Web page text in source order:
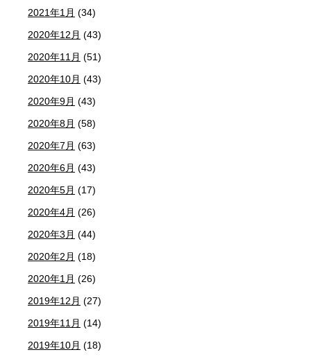
2021年1月 (34)
2020年12月 (43)
2020年11月 (51)
2020年10月 (43)
2020年9月 (43)
2020年8月 (58)
2020年7月 (63)
2020年6月 (43)
2020年5月 (17)
2020年4月 (26)
2020年3月 (44)
2020年2月 (18)
2020年1月 (26)
2019年12月 (27)
2019年11月 (14)
2019年10月 (18)